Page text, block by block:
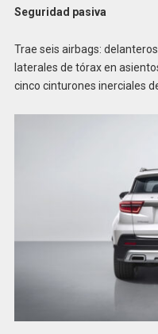
Seguridad pasiva
Trae seis airbags:
laterales de tórax en
cinco cinturones inerciales